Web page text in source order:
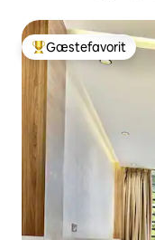
Bedste gæstefavorit
Gæstefavorit